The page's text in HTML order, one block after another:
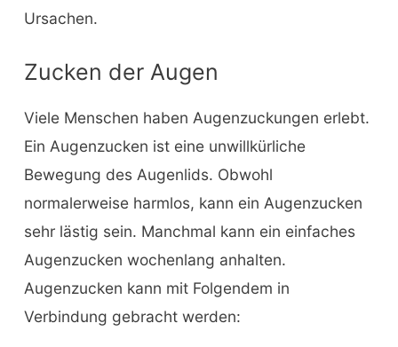
Ursachen.
Zucken der Augen
Viele Menschen haben Augenzuckungen erlebt.
Ein Augenzucken ist eine unwillkürliche
Bewegung des Augenlids. Obwohl
normalerweise harmlos, kann ein Augenzucken
sehr lästig sein. Manchmal kann ein einfaches
Augenzucken wochenlang anhalten.
Augenzucken kann mit Folgendem in
Verbindung gebracht werden: